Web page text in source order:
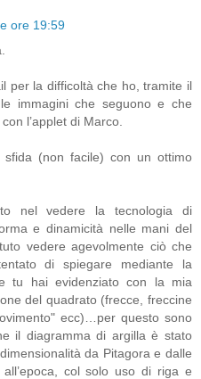
ore 19:59
per la difficoltà che ho, tramite il
immagini che seguono e che
l’applet di Marco.
(non facile) con un ottimo
nel vedere la tecnologia di
e dinamicità nelle mani del
vedere agevolmente ciò che
di spiegare mediante la
tu hai evidenziato con la mia
del quadrato (frecce, freccine
ecc)…per questo sono
il diagramma di argilla è stato
da Pitagora e dalle
col solo uso di riga e